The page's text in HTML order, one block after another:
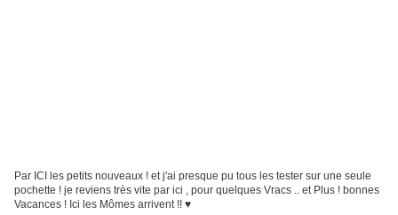
Par ICI les petits nouveaux ! et j'ai presque pu tous les tester sur une seule
pochette ! je reviens très vite par ici , pour quelques Vracs .. et Plus ! bonnes
Vacances ! Ici les Mômes arrivent !! ♥